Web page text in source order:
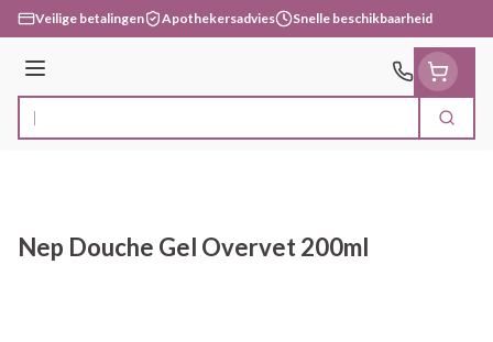
Ga naar de inhoud
Veilige betalingen Apothekersadvies Snelle beschikbaarheid
Menu
Product, merk, categorie... Zoek
Nep Douche Gel Overvet 200ml